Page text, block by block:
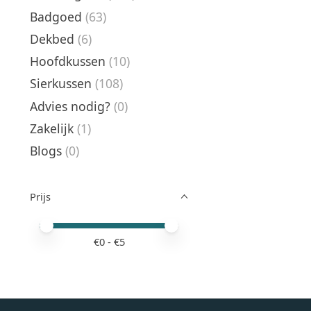
Badgoed (63)
Dekbed (6)
Hoofdkussen (10)
Sierkussen (108)
Advies nodig? (0)
Zakelijk (1)
Blogs (0)
Prijs
Minimale prijswaarde
Price maximum value
€0- €5